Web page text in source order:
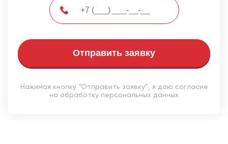
Отправить заявку
Нажимая кнопку “Отправить заявку”, я даю согласие
на обработку персональных данных